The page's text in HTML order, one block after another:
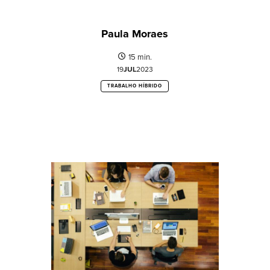
Paula Moraes
15 min.
19JUL2023
TRABALHO HÍBRIDO